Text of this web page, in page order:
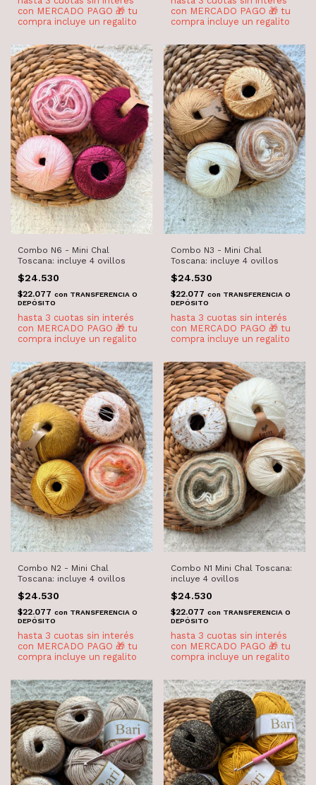
Combo N6 - Mini Chal
Toscana: incluye 4 ovillos
$24.530
$22.077 con TRANSFERENCIA O
DEPÓSITO
Combo N3 - Mini Chal
Toscana: incluye 4 ovillos
$24.530
$22.077 con TRANSFERENCIA O
DEPÓSITO
Combo N2 - Mini Chal
Toscana: incluye 4 ovillos
$24.530
$22.077 con TRANSFERENCIA O
DEPÓSITO
Combo N1 Mini Chal Toscana:
incluye 4 ovillos
$24.530
$22.077 con TRANSFERENCIA O
DEPÓSITO